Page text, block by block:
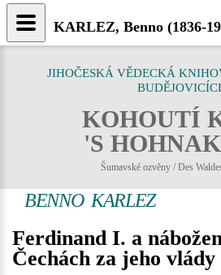
JIHOČESKÁ VĚDECKÁ
KOHOUTÍ
'S
Šumavské ozvěny / Des
BENNO KARLEZ
Ferdinand I. a
Čechách za jeho vlády
KARLEZ, Benno (1836-